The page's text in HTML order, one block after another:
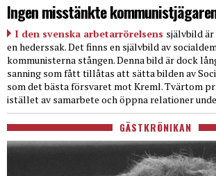
Ingen misstänkte
I den svenska arbetarrörelsens självbild
en hederssak. Det finns en självbild av
kommunisterna stången. Denna bild är dock
sanning som fått tillåtas att sätta bilden av
som det bästa försvaret mot Kreml. Tvärtom
istället av samarbete och öppna relationer
GÄSTKRÖNIKAN